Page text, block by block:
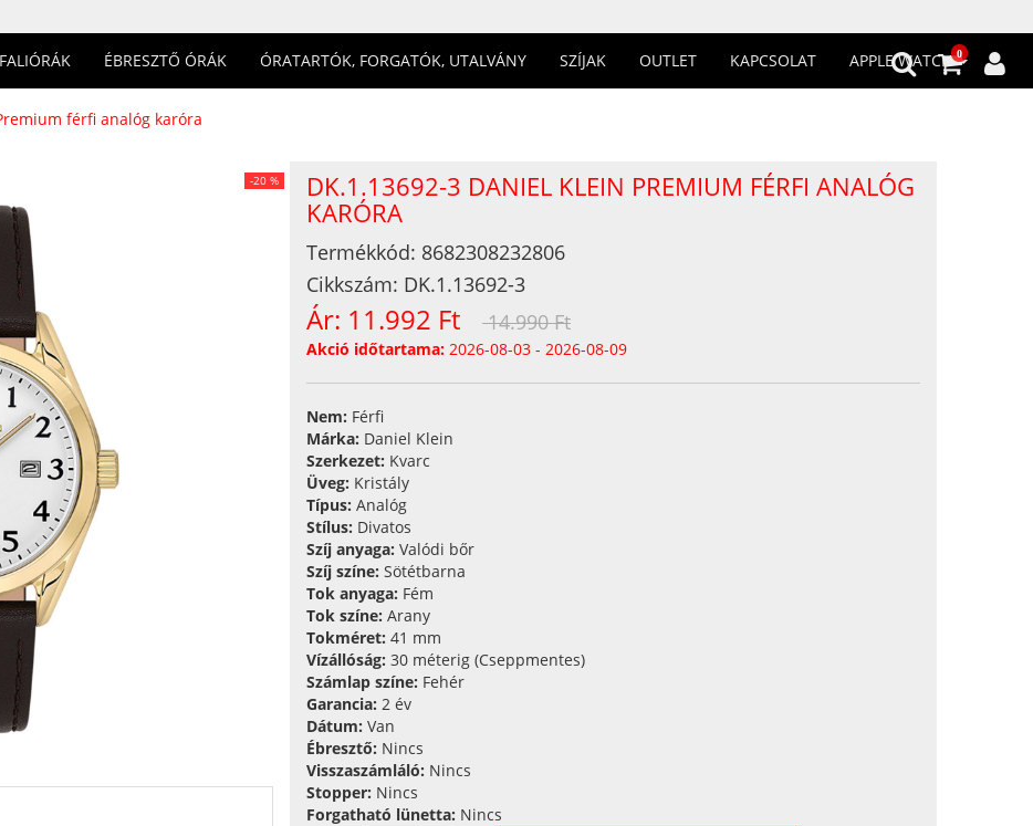
0
FALIÓRÁK ÉBRESZTŐ ÓRÁK ÓRATARTÓK, FORGATÓK, UTALVÁNY SZÍJAK OUTLET KAPCSOLAT APPLE WATCH
férfi analóg karóra
-20 %
DK.1.13692-3 DANIEL KLEIN PREMIUM FÉRFI ANALÓG
KARÓRA
Termékkód: 8682308232806
Cikkszám: DK.1.13692-3
Ár: 11.992 Ft 14.990 Ft
Akció időtartama: 2026-08-03 - 2026-08-09
Nem: Férfi
Márka: Daniel Klein
Szerkezet: Kvarc
Üveg: Kristály
Típus: Analóg
Stílus: Divatos
Szíj anyaga: Valódi bőr
Szíj színe: Sötétbarna
Tok anyaga: Fém
Tok színe: Arany
Tokméret: 41 mm
Vízállóság: 30 méterig (Cseppmentes)
Számlap színe: Fehér
Garancia: 2 év
Dátum: Van
Ébresztő: Nincs
Visszaszámláló: Nincs
Stopper: Nincs
Forgatható lünetta: Nincs